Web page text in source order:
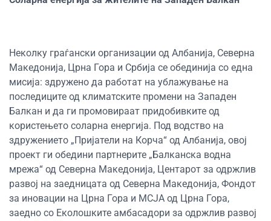
Неколку граѓански организации од Албанија, Северна
Македонија, Црна Гора и Србија се обединија со една
мисија: здружено да работат на ублажување на
последиците од климатските промени на Западен
Балкан и да ги промовираат придобивките од
користењето соларна енергија. Под водство на
здружението „Пријатели на Корча“ од Албанија, овој
проект ги обедини партнерите „Балканска водна
мрежа“ од Северна Македонија, Центарот за одржлив
развој на заедницата од Северна Македонија, Фондот
за иновации на Црна Гора и МСЈА од Црна Гора,
заедно со Еколошките амбасадори за одржлив развој